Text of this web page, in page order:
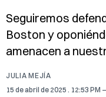
Seguiremos
Boston y
amenacen a
JULIA MEJÍA
15 de abril de 2025 . 12:53 PM